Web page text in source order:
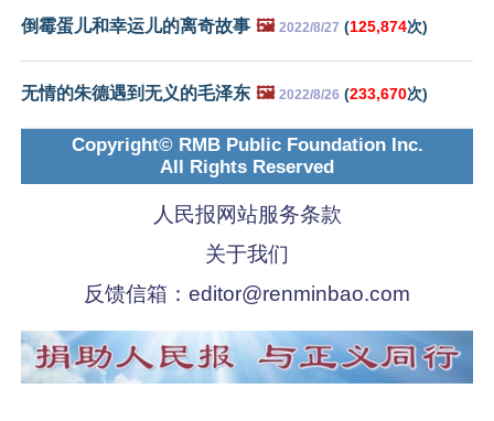
倒霉蛋儿和幸运儿的离奇故事 🖼️ 2022/8/27 (125,874次)
无情的朱德遇到无义的毛泽东 🖼️ 2022/8/26 (233,670次)
Copyright© RMB Public Foundation Inc.
All Rights Reserved
人民报网站服务条款
关于我们
反馈信箱： editor@renminbao.com